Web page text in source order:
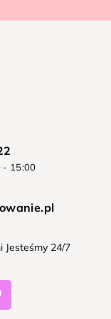
- 15:00
Jesteśmy 24/7
Pinterest